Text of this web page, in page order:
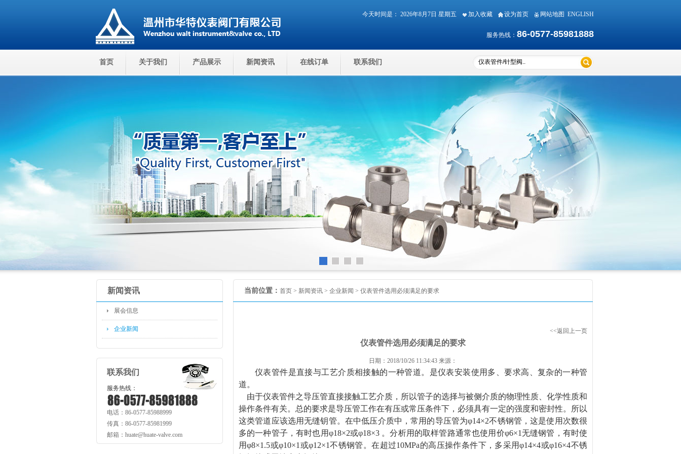
今天时间是： 2026年8月7日 星期五 加入收藏 设为首页 网站地图 ENGLISH
服务热线： 86-0577-85981888
首页 关于我们 产品展示 新闻资讯 在线订单 联系我们
新闻资讯
展会信息
企业新闻
联系我们
服务热线：
电话：86-0577-85988999
传真：86-0577-85981999
邮箱：huate@huate-valve.com
当前位置： 首页 > 新闻资讯 > 企业新闻 > 仪表管件选用必须满足的要求
<<返回上一页
仪表管件选用必须满足的要求
日期：2018/10/26 11:34:43 来源：
仪表管件是直接与工艺介质相接触的一种管道。是仪表安装使用多、要求高、复杂的一种管
道。
由于仪表管件之导压管直接接触工艺介质，所以管子的选择与被侧介质的物理性质、化学性质和
操作条件有关。总的要求是导压管工作在有压或常压条件下 ， 必须具有一定的强度和密封性。
所以
这类管道应该选用无缝钥管。在中低压介质中，常用的导压管为φ14×2不锈钢管，这是使用次数很
多的一种管子，有时也用φ18×2或φ18×3 。分析用的取样管路通常也使用价φ6×1无缝钢管，有时使
用φ8×1.5或φ10×1或φ12×1不锈钢管。在超过10MPa的高压操作条件下， 多采用φ14×4或φ16×4不锈